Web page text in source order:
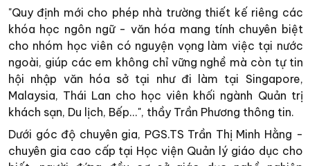
"Quy định mới cho phép nhà trường thiết kế riêng các
khóa học ngôn ngữ - văn hóa mang tính chuyên biệt
cho nhóm học viên có nguyện vọng làm việc tại nước
ngoài, giúp các em không chỉ vững nghề mà còn tự tin
hội nhập văn hóa sở tại như đi làm tại Singapore,
Malaysia, Thái Lan cho học viên khối ngành Quản trị
khách sạn, Du lịch, Bếp...", thầy Trần Phương thông tin.
Dưới góc độ chuyên gia, PGS.TS Trần Thị Minh Hằng -
chuyên gia cao cấp tại Học viện Quản lý giáo dục cho